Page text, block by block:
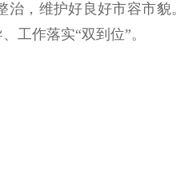
治，维护好良好市容市貌
工作落实“双到位”。